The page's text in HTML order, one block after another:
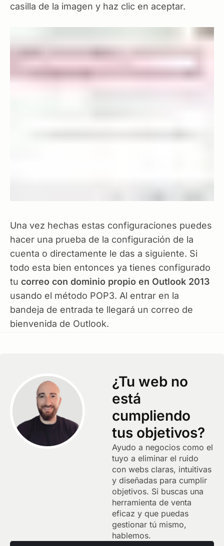
casilla de la imagen y haz clic en aceptar.
Una vez hechas estas configuraciones puedes
hacer una prueba de la configuración de la
cuenta o directamente le das a siguiente. Si
todo esta bien entonces ya tienes configurado
tu correo con dominio propio en Outlook 2013
usando el método POP3. Al entrar en la
bandeja de entrada te llegará un correo de
bienvenida de Outlook.
¿Tu web no
está
cumpliendo
tus objetivos?
Ayudo a negocios como el
tuyo a eliminar el ruido
con webs claras, intuitivas
y diseñadas para cumplir
objetivos. Si buscas una
herramienta de venta
eficaz y que puedas
gestionar tú mismo,
hablemos.